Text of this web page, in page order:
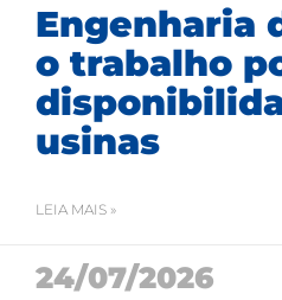
Engenharia
o trabalho
usinas
LEIA MAIS »
24/07/2026